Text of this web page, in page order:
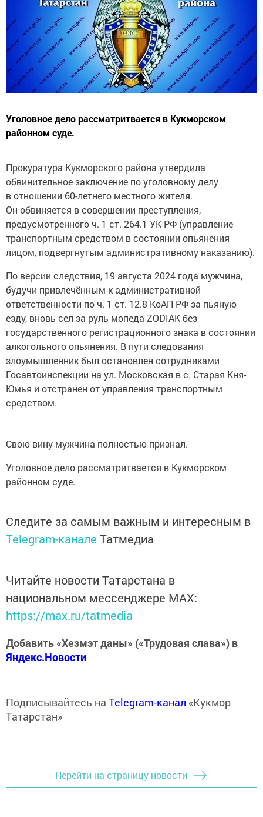
Уголовное дело рассматритвается в Кукморском
районном суде.
Прокуратура Кукморского района утвердила
обвинительное заключение по уголовному делу
в отношении 60-летнего местного жителя.
Он обвиняется в совершении преступления,
предусмотренного ч. 1 ст. 264.1 УК РФ (управление
транспортным средством в состоянии опьянения
лицом, подвергнутым административному наказанию).
По версии следствия, 19 августа 2024 года мужчина,
будучи привлечённым к административной
ответственности по ч. 1 ст. 12.8 КоАП РФ за пьяную
езду, вновь сел за руль мопеда ZODIAK без
государственного регистрационного знака в состоянии
алкогольного опьянения. В пути следования
злоумышленник был остановлен сотрудниками
Госавтоинспекции на ул. Московская в с. Старая Кня-
Юмья и отстранен от управления транспортным
средством.
Свою вину мужчина полностью признал.
Уголовное дело рассматритвается в Кукморском
районном суде.
Следите за самым важным и интересным в
Telegram-канале Татмедиа
Читайте новости Татарстана в
национальном мессенджере MАХ:
https://max.ru/tatmedia
Добавить «Хезмэт даны» («Трудовая слава») в
Яндекс.Новости
Подписывайтесь на Telegram-канал «Кукмор
Татарстан»
Перейти на страницу новости